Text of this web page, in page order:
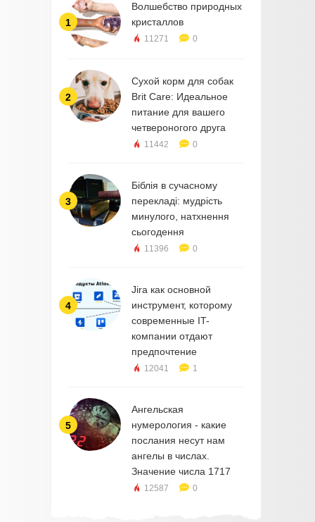
1
Волшебство природных
кристаллов
11271 0
2
Сухой корм для собак
Brit Care: Идеальное
питание для вашего
четвероногого друга
11442 0
3
Біблія в сучасному
перекладі: мудрість
минулого, натхнення
сьогодення
11396 0
4
Jira как основной
инструмент, которому
современные IT-
компании отдают
предпочтение
12041 1
5
Ангельская
нумерология - какие
послания несут нам
ангелы в числах.
Значение числа 1717
12587 0